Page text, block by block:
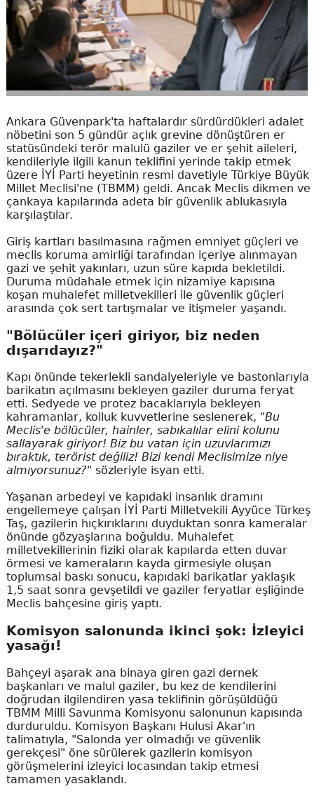
Ankara Güvenpark'ta haftalardır sürdürdükleri adalet
nöbetini son 5 gündür açlık grevine dönüştüren er
statüsündeki terör malulü gaziler ve er şehit aileleri,
kendileriyle ilgili kanun teklifini yerinde takip etmek
üzere İYİ Parti heyetinin resmi davetiyle Türkiye Büyük
Millet Meclisi'ne (TBMM) geldi. Ancak Meclis dikmen ve
çankaya kapılarında adeta bir güvenlik ablukasıyla
karşılaştılar.
Giriş kartları basılmasına rağmen emniyet güçleri ve
meclis koruma amirliği tarafından içeriye alınmayan
gazi ve şehit yakınları, uzun süre kapıda bekletildi.
Duruma müdahale etmek için nizamiye kapısına
koşan muhalefet milletvekilleri ile güvenlik güçleri
arasında çok sert tartışmalar ve itişmeler yaşandı.
"Bölücüler içeri giriyor, biz neden
dışarıdayız?"
Kapı önünde tekerlekli sandalyeleriyle ve bastonlarıyla
barikatın açılmasını bekleyen gaziler duruma feryat
etti. Sedyede ve protez bacaklarıyla bekleyen
kahramanlar, kolluk kuvvetlerine seslenerek, "Bu
Meclis'e bölücüler, hainler, sabıkalılar elini kolunu
sallayarak giriyor! Biz bu vatan için uzuvlarımızı
bıraktık, terörist değiliz! Bizi kendi Meclisimize niye
almıyorsunuz?" sözleriyle isyan etti.
Yaşanan arbedeyi ve kapıdaki insanlık dramını
engellemeye çalışan İYİ Parti Milletvekili Ayyüce Türkeş
Taş, gazilerin hıçkırıklarını duyduktan sonra kameralar
önünde gözyaşlarına boğuldu. Muhalefet
milletvekillerinin fiziki olarak kapılarda etten duvar
örmesi ve kameraların kayda girmesiyle oluşan
toplumsal baskı sonucu, kapıdaki barikatlar yaklaşık
1,5 saat sonra gevşetildi ve gaziler feryatlar eşliğinde
Meclis bahçesine giriş yaptı.
Komisyon salonunda ikinci şok: İzleyici
yasağı!
Bahçeyi aşarak ana binaya giren gazi dernek
başkanları ve malul gaziler, bu kez de kendilerini
doğrudan ilgilendiren yasa teklifinin görüşüldüğü
TBMM Milli Savunma Komisyonu salonunun kapısında
durduruldu. Komisyon Başkanı Hulusi Akar'ın
talimatıyla, "Salonda yer olmadığı ve güvenlik
gerekçesi" öne sürülerek gazilerin komisyon
görüşmelerini izleyici locasından takip etmesi
tamamen yasaklandı.